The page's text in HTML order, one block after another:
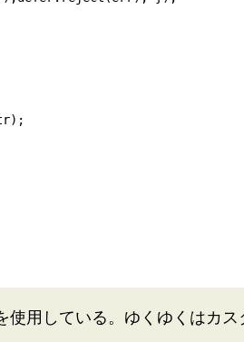
用している。ゆくゆくはカ